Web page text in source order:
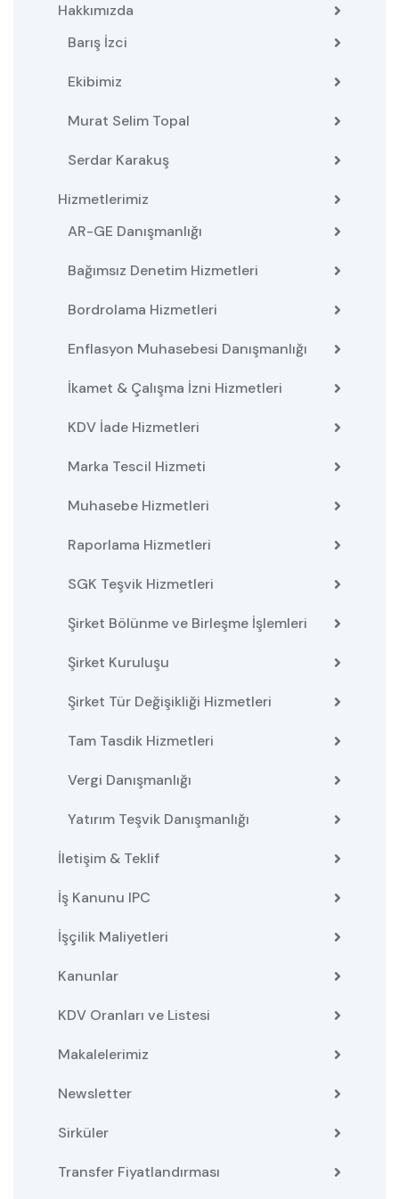
Hakkımızda
Barış İzci
Ekibimiz
Murat Selim Topal
Serdar Karakuş
Hizmetlerimiz
AR-GE Danışmanlığı
Bağımsız Denetim Hizmetleri
Bordrolama Hizmetleri
Enflasyon Muhasebesi Danışmanlığı
İkamet & Çalışma İzni Hizmetleri
KDV İade Hizmetleri
Marka Tescil Hizmeti
Muhasebe Hizmetleri
Raporlama Hizmetleri
SGK Teşvik Hizmetleri
Şirket Bölünme ve Birleşme İşlemleri
Şirket Kuruluşu
Şirket Tür Değişikliği Hizmetleri
Tam Tasdik Hizmetleri
Vergi Danışmanlığı
Yatırım Teşvik Danışmanlığı
İletişim & Teklif
İş Kanunu IPC
İşçilik Maliyetleri
Kanunlar
KDV Oranları ve Listesi
Makalelerimiz
Newsletter
Sirküler
Transfer Fiyatlandırması